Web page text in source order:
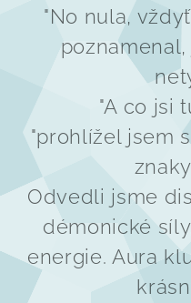
"No nula,
"A co jsi
"prohlížel jsem
Odvedli jsme
démonické
energie. Aura